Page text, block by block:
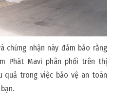
chứng nhận này đảm bảo rằng
Phát Mavi phân phối trên thị
quả trong việc bảo vệ an toàn